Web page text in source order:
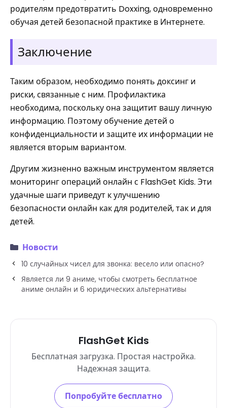
родителям предотвратить Doxxing, одновременно
обучая детей безопасной практике в Интернете.
Заключение
Таким образом, необходимо понять доксинг и
риски, связанные с ним. Профилактика
необходима, поскольку она защитит вашу личную
информацию. Поэтому обучение детей о
конфиденциальности и защите их информации не
является вторым вариантом.
Другим жизненно важным инструментом является
мониторинг операций онлайн с FlashGet Kids. Эти
удачные шаги приведут к улучшению
безопасности онлайн как для родителей, так и для
детей.
Новости
10 случайных чисел для звонка: весело или опасно?
Является ли 9 аниме, чтобы смотреть бесплатное
аниме онлайн и 6 юридических альтернативы
FlashGet Kids
Бесплатная загрузка. Простая настройка.
Надежная защита.
Попробуйте бесплатно